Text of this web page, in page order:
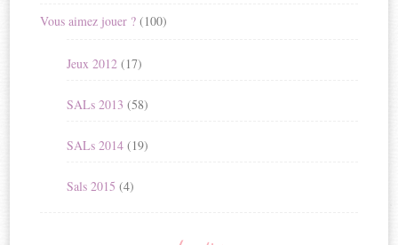
Vous aimez jouer ? (100)
Jeux 2012 (17)
SALs 2013 (58)
SALs 2014 (19)
Sals 2015 (4)